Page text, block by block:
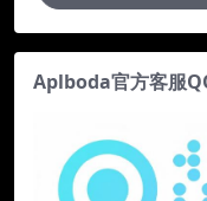
Aplboda官方客服